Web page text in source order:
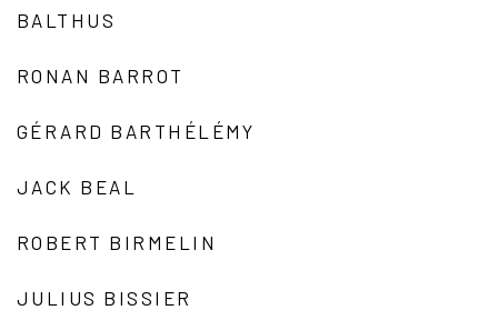
BALTHUS
RONAN BARROT
GÉRARD BARTHÉLÉMY
JACK BEAL
ROBERT BIRMELIN
JULIUS BISSIER